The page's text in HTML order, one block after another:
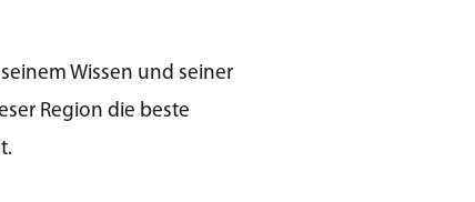
Wissen und seiner
Region die beste